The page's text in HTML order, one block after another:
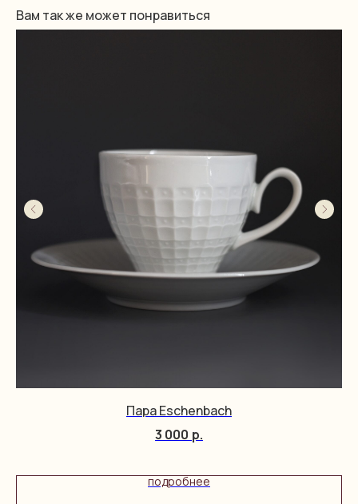
Вам так же может понравиться
Пара Eschenbach
3 000 р.
подробнее